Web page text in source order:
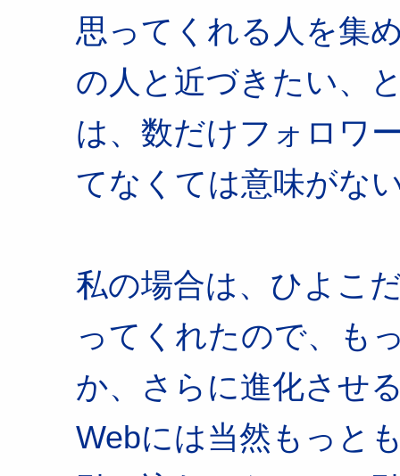
思ってくれる人を集
の人と近づきたい、
は、数だけフォロワ
てなくては意味がな
私の場合は、ひよこ
ってくれたので、も
か、さらに進化させ
Webには当然もっと